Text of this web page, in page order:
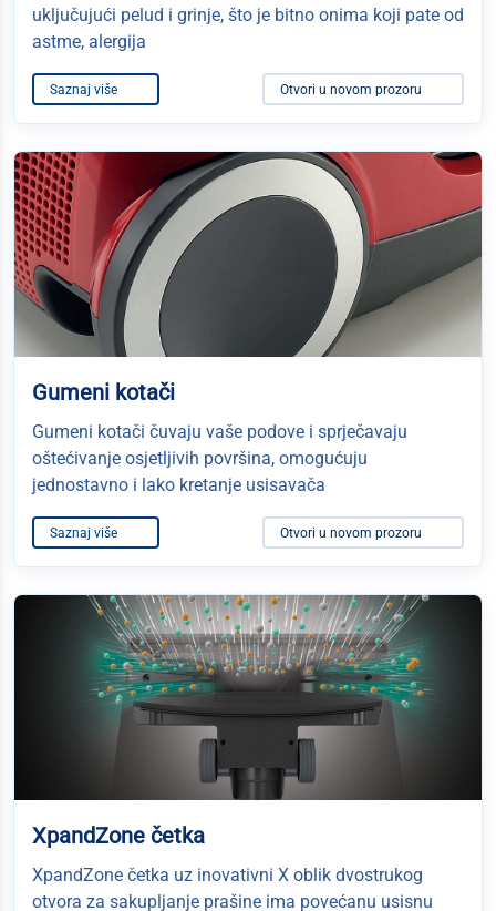
uključujući pelud i grinje, što je bitno onima koji pate od
astme, alergija
Saznaj više Otvori u novom prozoru
Gumeni kotači
Gumeni kotači čuvaju vaše podove i sprječavaju
oštećivanje osjetljivih površina, omogućuju
jednostavno i lako kretanje usisavača
Saznaj više Otvori u novom prozoru
XpandZone četka
XpandZone četka uz inovativni X oblik dvostrukog
otvora za sakupljanje prašine ima povećanu usisnu